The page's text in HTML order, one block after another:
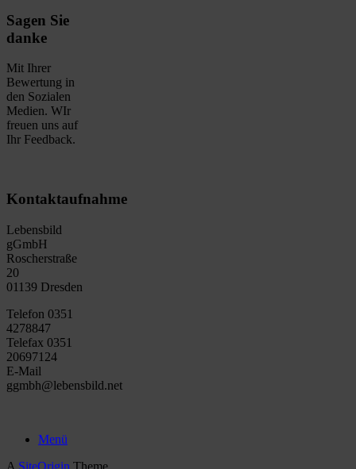
Sagen Sie
danke
Mit Ihrer
Bewertung in
den Sozialen
Medien. WIr
freuen uns auf
Ihr Feedback.
Kontaktaufnahme
Lebensbild
gGmbH
Roscherstraße
20
01139 Dresden
Telefon 0351
4278847
Telefax 0351
20697124
E-Mail
ggmbh@lebensbild.net
Menü
A SiteOrigin Theme